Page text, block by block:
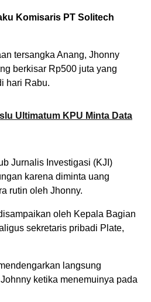
Komisaris PT Solitech
tersangka Anang, Jhonny
berkisar Rp500 juta yang
hari Rabu.
Ultimatum KPU Minta Data
Jurnalis Investigasi (KJI)
karena diminta uang
rutin oleh Jhonny.
oleh Kepala Bagian
sekretaris pribadi Plate,
langsung
ketika menemuinya pada